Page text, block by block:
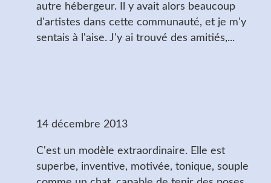
autre hébergeur. Il y avait alors beaucoup
d'artistes dans cette communauté, et je m'y
sentais à l'aise. J'y ai trouvé des amitiés,...
14 décembre 2013
C'est un modèle extraordinaire. Elle est
superbe, inventive, motivée, tonique, souple